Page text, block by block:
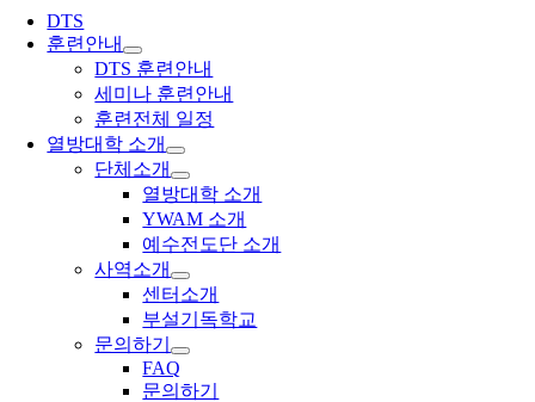
DTS
훈련안내
DTS 훈련안내
세미나 훈련안내
훈련전체 일정
열방대학 소개
단체소개
열방대학 소개
YWAM 소개
예수전도단 소개
사역소개
센터소개
부설기독학교
문의하기
FAQ
문의하기